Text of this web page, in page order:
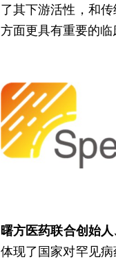
了其下游活性，和
方面更具有重要的
曙方医药联合创始
体现了国家对罕见